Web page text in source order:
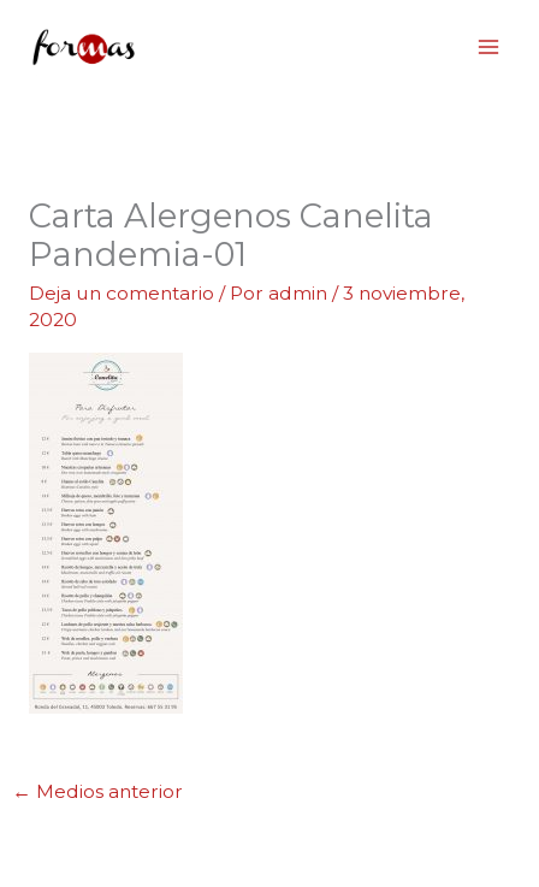
Carta Alergenos Canelita
Pandemia-01
Deja un comentario / Por admin /3 noviembre,
2020
← Medios anterior